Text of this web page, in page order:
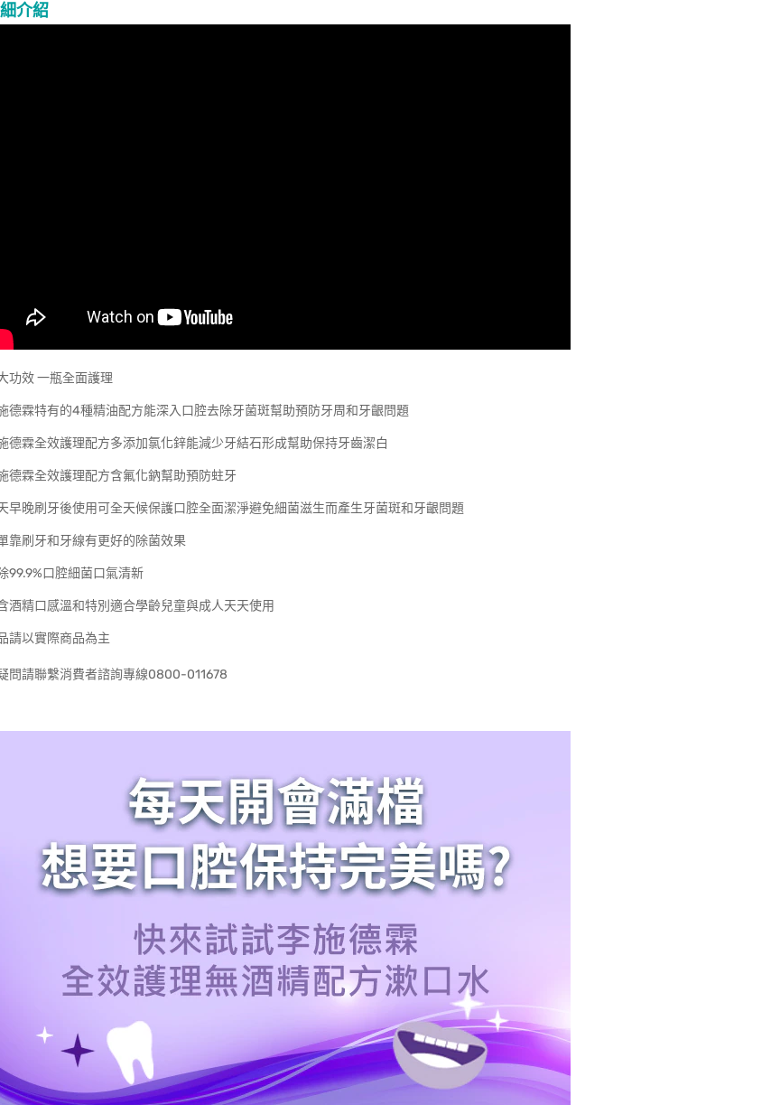
介紹
功效 一瓶全面護理
德霖特有的4種精油配方能深入口腔去除牙菌斑幫助預防牙周和牙齦問題
德霖全效護理配方多添加氯化鋅能減少牙結石形成幫助保持牙齒潔白
德霖全效護理配方含氟化鈉幫助預防蛀牙
早晚刷牙後使用可全天候保護口腔全面潔淨避免細菌滋生而產生牙菌斑和牙齦問題
靠刷牙和牙線有更好的除菌效果
99.9%口腔細菌口氣清新
酒精口感溫和特別適合學齡兒童與成人天天使用
請以實際商品為主
問請聯繫消費者諮詢專線0800-011678